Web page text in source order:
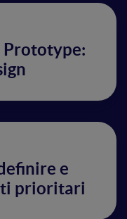
Prototype:
e
prioritari